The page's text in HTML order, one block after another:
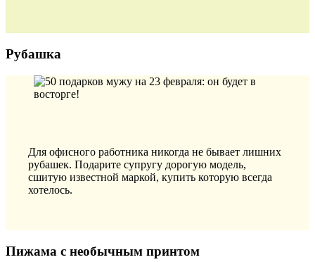
Рубашка
Для офисного работника никогда не бывает лишних
рубашек. Подарите супругу дорогую модель,
сшитую известной маркой, купить которую всегда
хотелось.
Пижама с необычным принтом